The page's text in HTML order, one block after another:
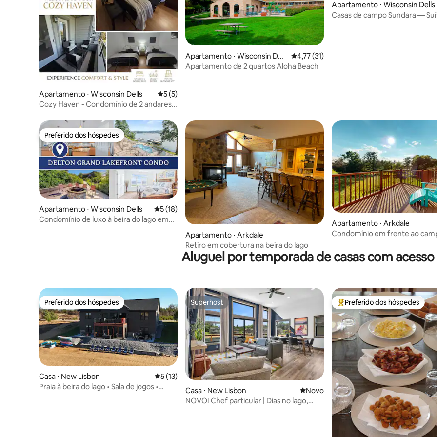
Apartamento ⋅ Wisconsin Dells 5 de uma avaliação média de 5, 5 avaliações
5 (5)
Cozy Haven - Condomínio de 2 andares
Apartamento ⋅ Wisconsin Dell
s
4,77 de uma avaliação média de 5, 31
4,77 (31)
Apartamento de 2 quartos Aloha Beach
Apartamento ⋅ Wisconsin Dells
Casas de campo Sundara —
Preferido dos hóspedes
Preferido dos hóspedes
Apartamento ⋅ Wisconsin Dells 5 de uma avaliação média de 5, 18 avaliações
5 (18)
Condomínio de luxo à beira do lago em
Apartamento ⋅ Arkdale
Retiro em cobertura na beira do lago
Apartamento ⋅ Arkdale
Condomínio em frente ao
privativa
Aluguel por temporada de casas com acesso
Preferido dos hóspedes
Preferido dos hóspedes
Casa ⋅ New Lisbon 5 de uma avaliação média de 5, 13 avaliações
5 (13)
Praia à beira do lago • Sala de jogos •
Superhost
Superhost
Casa ⋅ New Lisbon Novo lugar para ficar
Novo
NOVO! Chef particular | Dias no lago,
Entre os melhores preferidos
Preferido dos hóspedes